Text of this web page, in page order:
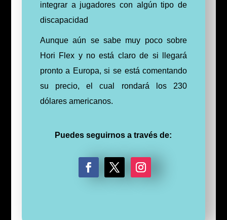
integrar a jugadores con algún tipo de
discapacidad
Aunque aún se sabe muy poco sobre
Hori Flex y no está claro de si llegará
pronto a Europa, si se está comentando
su precio, el cual rondará los 230
dólares americanos.
Puedes seguirnos a través de: